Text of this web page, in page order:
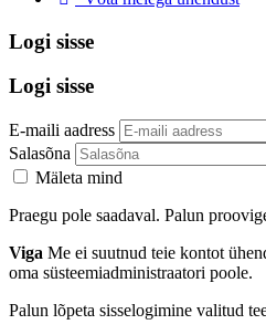
Logi sisse
Logi sisse
E-maili aadress
Salasõna
Mäleta mind
Praegu pole saadaval. Palun
Viga Me ei suutnud teie kontot
oma süsteemiadministraatori poole.
Palun lõpeta sisselogimine valitud